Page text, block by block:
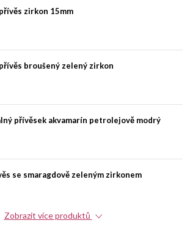
zirkon 15mm
broušený zelený zirkon
přívěsek akvamarín petrolejově modrý
se smaragdově zeleným zirkonem
Zobrazit více produktů